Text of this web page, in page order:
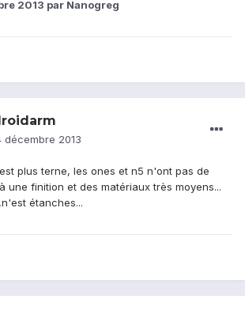
2013 par Nanogreg
décembre 2013
plus terne, les ones et n5 n'ont pas de
une finition et des matériaux très moyens...
étanches...